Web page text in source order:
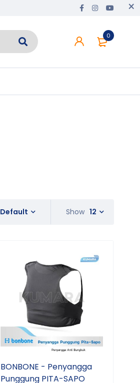
0
Default Show 12
BONBONE - Penyangga
Punggung PITA-SAPO